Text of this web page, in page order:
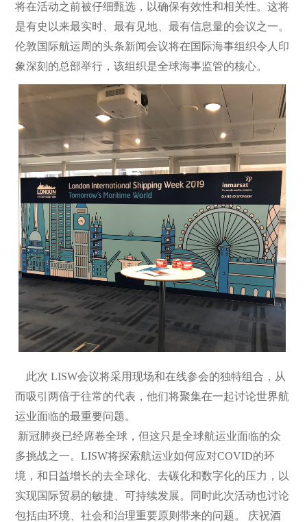
将在活动之前被仔细甄选，以确保有效性和相关性。这将
是有史以来最实时、最有见地、最有信息量的会议之一。
伦敦国际航运周的头条新闻会议将在国际海事组织令人印
象深刻的总部举行，该组织是全球海事监管的核心。
此次 LISW会议将采用现场和在线参会的独特组合，从
而吸引两倍于往常的代表，他们将聚集在一起讨论世界航
运业面临的最重要问题。
新冠肺炎已经席卷全球，但这只是全球航运业面临的众
多挑战之一。LISW将探索航运业如何应对COVID的环
境，和日益增长的去全球化、去碳化和数字化的压力，以
实现国际贸易的敏捷、可持续发展。同时此次活动也讨论
包括由环境、社会和治理重要原则带来的问题。 庆祝酒